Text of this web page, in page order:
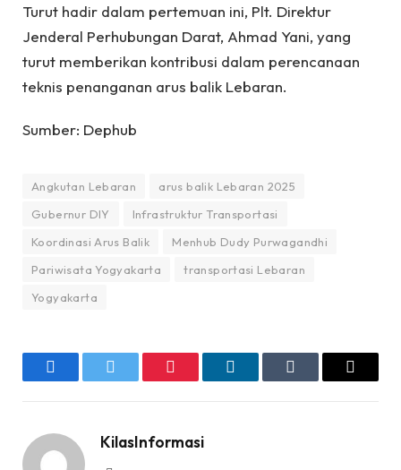
Turut hadir dalam pertemuan ini, Plt. Direktur
Jenderal Perhubungan Darat, Ahmad Yani, yang
turut memberikan kontribusi dalam perencanaan
teknis penanganan arus balik Lebaran.
Sumber: Dephub
Angkutan Lebaran
arus balik Lebaran 2025
Gubernur DIY
Infrastruktur Transportasi
Koordinasi Arus Balik
Menhub Dudy Purwagandhi
Pariwisata Yogyakarta
transportasi Lebaran
Yogyakarta
FacebookTwitter Pinterest LinkedInTumblr Email
KilasInformasi